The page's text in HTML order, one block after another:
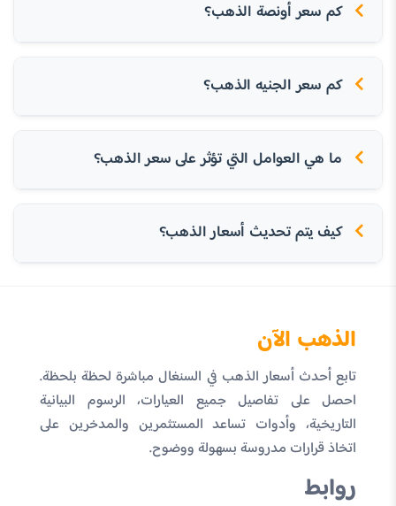
كم سعر أونصة الذهب؟
كم سعر الجنيه الذهب؟
ما هي العوامل التي تؤثر على سعر الذهب؟
كيف يتم تحديث أسعار الذهب؟
الذهب الآن
تابع أحدث أسعار الذهب في السنغال مباشرة لحظة بلحظة.
احصل على تفاصيل جميع العيارات، الرسوم البيانية
التاريخية، وأدوات تساعد المستثمرين والمدخرين على
اتخاذ قرارات مدروسة بسهولة ووضوح.
روابط